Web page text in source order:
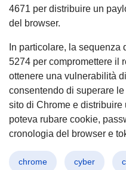
4671 per distribuire un
del browser.
In particolare, la
5274 per compromettere il
ottenere una vulnerabilità
consentendo di superare
sito di Chrome e distribuire
poteva rubare cookie,
cronologia del browser e
chrome cyber